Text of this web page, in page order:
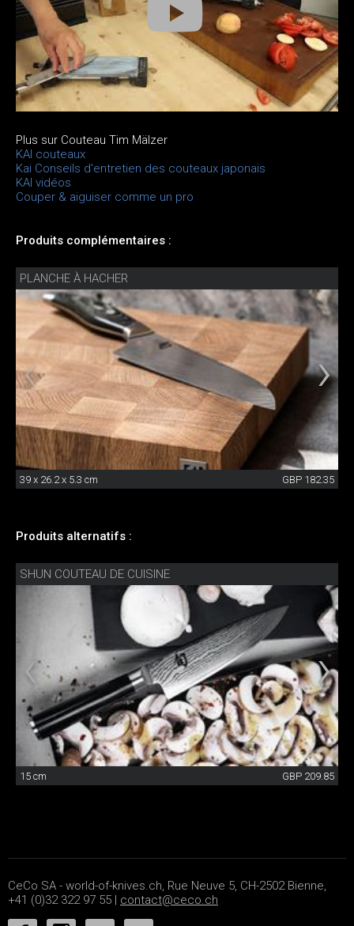
Plus sur Couteau Tim Mälzer
KAI couteaux
Kai Conseils d'entretien des couteaux japonais
KAI vidéos
Couper & aiguiser comme un pro
Produits complémentaires :
PLANCHE À HACHER
39 x 26.2 x 5.3 cm GBP 182.35
Produits alternatifs :
SHUN COUTEAU DE CUISINE
15 cm GBP 209.85
CeCo SA - world-of-knives.ch, Rue Neuve 5, CH-2502 Bienne,
+41 (0)32 322 97 55 | contact@ceco.ch